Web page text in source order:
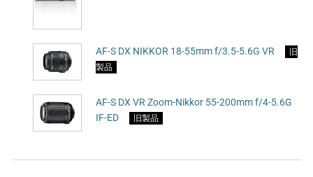
AF-S DX NIKKOR 18-55mm f/3.5-5.6G VR
旧
製品
AF-S DX VR Zoom-Nikkor 55-200mm f/4-5.6G
IF-ED
旧製品